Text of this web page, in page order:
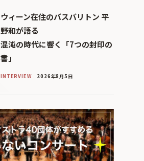
ウィーン在住のバスバリトン 平
野和が語る
混沌の時代に響く「7つの封印の
書」
INTERVIEW 2026年8月5日